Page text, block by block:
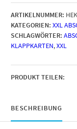
(A4)
Für
Ihren
weiteren
Weg
viel
Glück
/
Edle
ARTIKELNUMMER:
KATEGORIEN: XXL
SCHLAGWÖRTER:
KLAPPKARTEN,XXL
PRODUKT TEILEN:
BESCHREIBUNG